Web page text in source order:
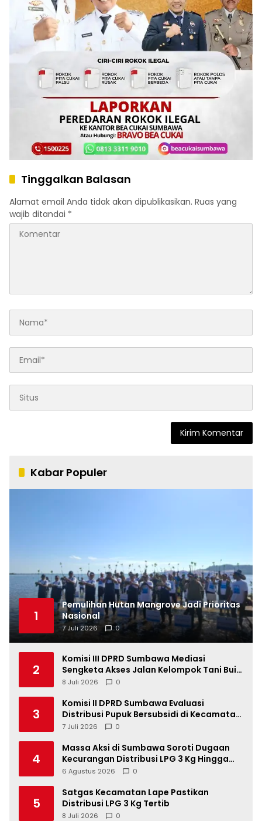
Tinggalkan Balasan
Alamat email Anda tidak akan dipublikasikan. Ruas yang
wajib ditandai *
Kabar Populer
1
Pemulihan Hutan Mangrove Jadi Prioritas
Nasional
7 Juli 2026 0
2
Komisi III DPRD Sumbawa Mediasi
Sengketa Akses Jalan Kelompok Tani Buin
Dua
8 Juli 2026 0
3
Komisi II DPRD Sumbawa Evaluasi
Distribusi Pupuk Bersubsidi di Kecamatan
Lape
7 Juli 2026 0
4
Massa Aksi di Sumbawa Soroti Dugaan
Kecurangan Distribusi LPG 3 Kg Hingga
Pangkalan Fiktif
6 Agustus 2026 0
5
Satgas Kecamatan Lape Pastikan
Distribusi LPG 3 Kg Tertib
8 Juli 2026 0